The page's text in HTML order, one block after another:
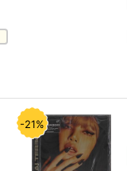
-21%